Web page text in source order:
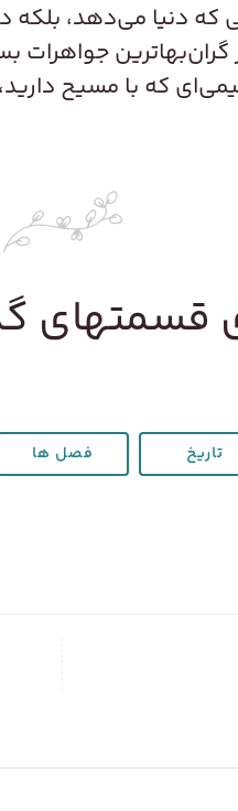
که دنیا می‌دهد،
گران‌بهاترین
که با مسیح
قسمتهای
تاریخ فصل ها